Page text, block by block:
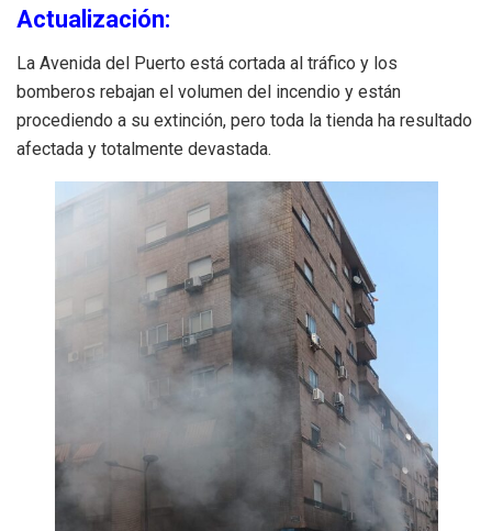
Actualización:
La Avenida del Puerto está cortada al tráfico y los
bomberos rebajan el volumen del incendio y están
procediendo a su extinción, pero toda la tienda ha resultado
afectada y totalmente devastada.